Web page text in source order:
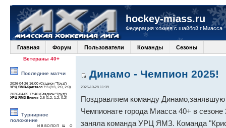
hockey-miass.ru
Федерация хоккея с шайбой г.Миасса
Главная Форум Пользователи Команды Сезоны
Ветераны 40+
Последние матчи
2026-04-26 16:00 (Стадион "Труд")
УРЦ ЯМЗ-Кристалл 7:3 (3:3, 2:0, 2:0)
2026-04-05 17:40 (Стадион "Труд")
УРЦ ЯМЗ-Викинг 2:6 (1:2, 1:2, 0:2)
Турнирное
положение
И В ВО ПО П
О
Динамо - Чемпион 2025!
2025-10-28 11:39
Поздравляем команду
Чемпионате города Миасса 40+ в сезоне
заняла команда УРЦ ЯМЗ. Команда